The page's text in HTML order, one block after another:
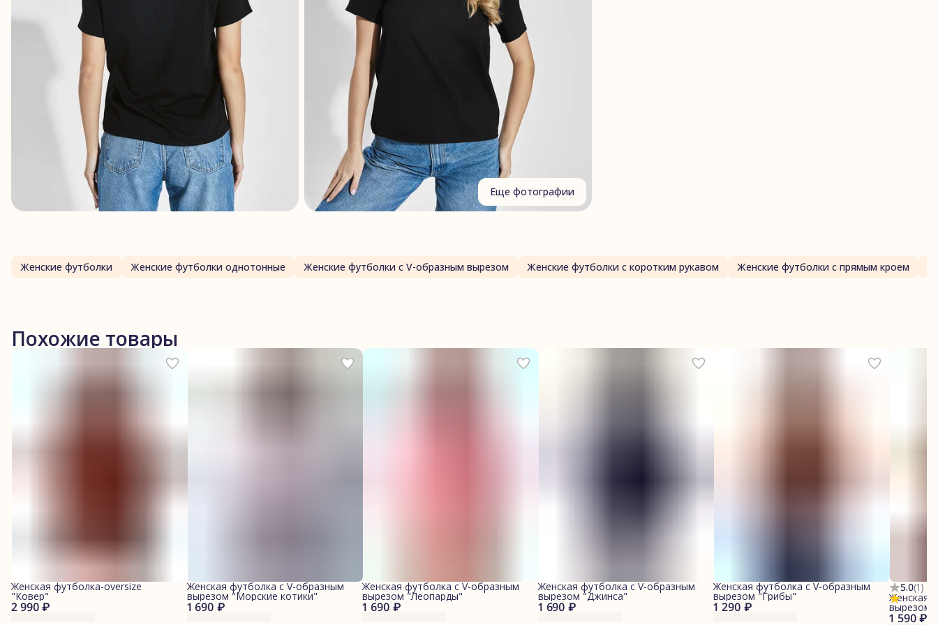
Еще фотографии
Женские футболки Женские футболки однотонные Женские футболки с V-образным вырезом Женские футболки с коротким рукавом Женские футболки с прямым кроем
Похожие товары
2 990 ₽
Женская футболка-oversize
"Ковер"
1 690 ₽
Женская футболка с V-образным
вырезом "Морские котики"
1 690 ₽
Женская футболка с V-образным
вырезом "Леопарды"
1 690 ₽
Женская футболка с V-образным
вырезом "Джинса"
1 290 ₽
Женская футболка с V-образным
вырезом "Грибы"
5.0(1)
1 590 ₽
Женская
вырезом